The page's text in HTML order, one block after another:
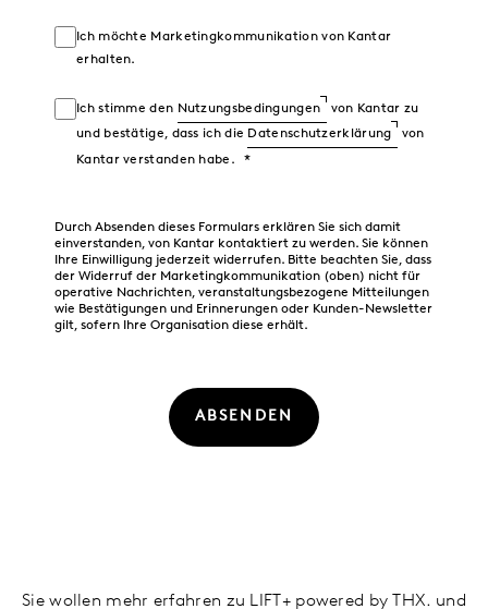
Ich möchte Marketingkommunikation von Kantar
erhalten.
Ich stimme den Nutzungsbedingungen
von Kantar zu
und bestätige, dass ich die Datenschutzerklärung
von
Kantar verstanden habe.
Durch Absenden dieses Formulars erklären Sie sich damit
einverstanden, von Kantar kontaktiert zu werden. Sie können
Ihre Einwilligung jederzeit widerrufen. Bitte beachten Sie, dass
der Widerruf der Marketingkommunikation (oben) nicht für
operative Nachrichten, veranstaltungsbezogene Mitteilungen
wie Bestätigungen und Erinnerungen oder Kunden-Newsletter
gilt, sofern Ihre Organisation diese erhält.
ABSENDEN
Sie wollen mehr erfahren zu LIFT+ powered by THX. und